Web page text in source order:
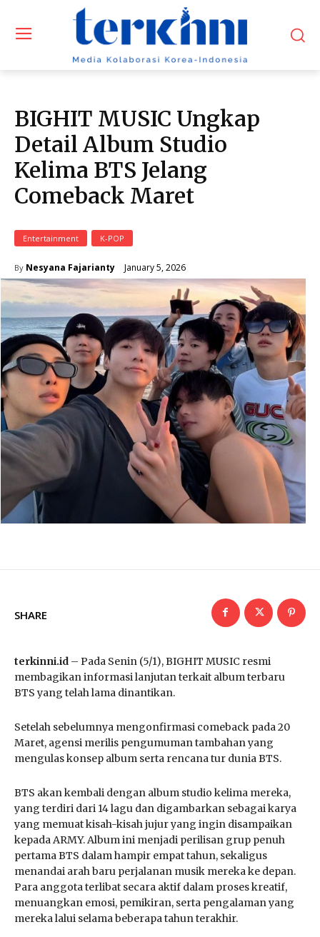
BIGHIT MUSIC Ungkap
Detail Album Studio
Kelima BTS Jelang
Comeback Maret
Entertainment K-POP
By Nesyana Fajarianty January 5, 2026
SHARE
terkinni.id – Pada Senin (5/1), BIGHIT MUSIC resmi
membagikan informasi lanjutan terkait album terbaru
BTS yang telah lama dinantikan.
Setelah sebelumnya mengonfirmasi comeback pada 20
Maret, agensi merilis pengumuman tambahan yang
mengulas konsep album serta rencana tur dunia BTS.
BTS akan kembali dengan album studio kelima mereka,
yang terdiri dari 14 lagu dan digambarkan sebagai karya
yang memuat kisah-kisah jujur yang ingin disampaikan
kepada ARMY. Album ini menjadi perilisan grup penuh
pertama BTS dalam hampir empat tahun, sekaligus
menandai arah baru perjalanan musik mereka ke depan.
Para anggota terlibat secara aktif dalam proses kreatif,
menuangkan emosi, pemikiran, serta pengalaman yang
mereka lalui selama beberapa tahun terakhir.